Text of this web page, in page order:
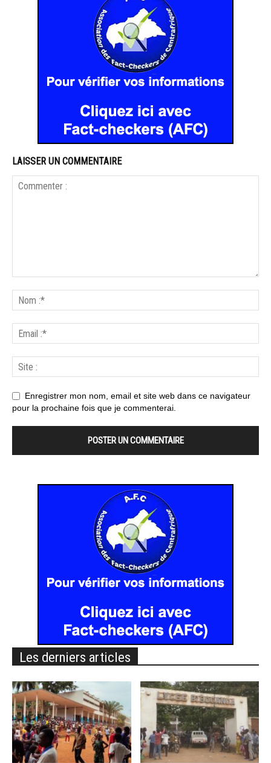
LAISSER UN COMMENTAIRE
Enregistrer mon nom, email et site web dans ce navigateur
pour la prochaine fois que je commenterai.
Les derniers articles